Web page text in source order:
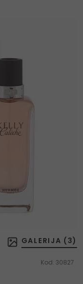
GALERIJA ( 3)
Kod: 30827